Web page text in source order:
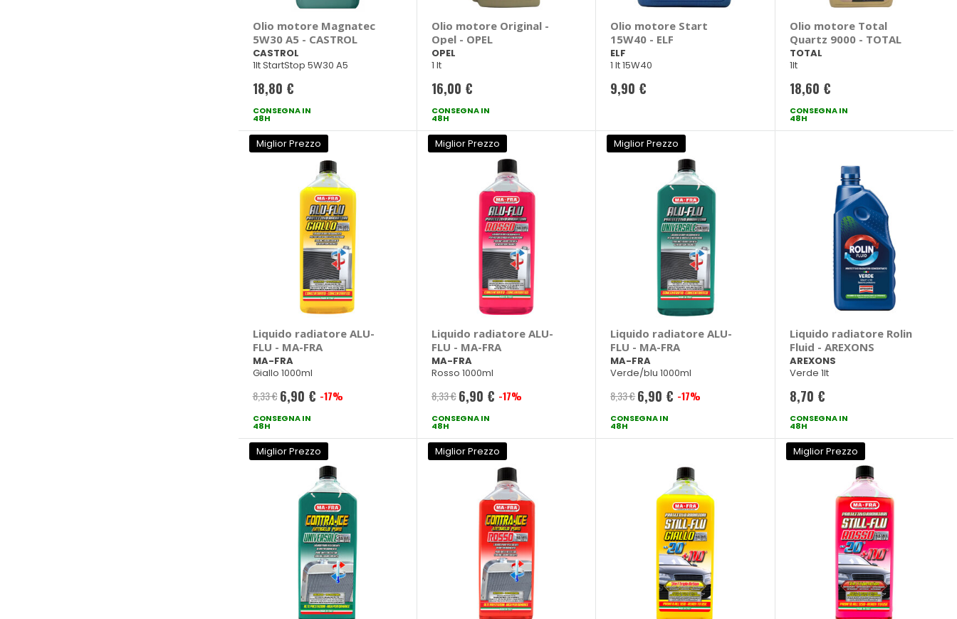
Olio motore Magnatec
5W30 A5 - CASTROL
CASTROL
1lt StartStop 5W30 A5
18,80 €
CONSEGNA IN
48H
Olio motore Original -
Opel - OPEL
OPEL
1 lt
16,00 €
CONSEGNA IN
48H
Olio motore Start
15W40 - ELF
ELF
1 lt 15W40
9,90 €
Olio motore Total
Quartz 9000 - TOTAL
TOTAL
1lt
18,60 €
CONSEGNA IN
48H
Miglior Prezzo
Liquido radiatore ALU-
FLU - MA-FRA
MA-FRA
Giallo 1000ml
8,33 € Prezzo
speciale
6,90 € -17%
CONSEGNA IN
48H
Miglior Prezzo
Liquido radiatore ALU-
FLU - MA-FRA
MA-FRA
Rosso 1000ml
8,33 € Prezzo
speciale
6,90 € -17%
CONSEGNA IN
48H
Miglior Prezzo
Liquido radiatore ALU-
FLU - MA-FRA
MA-FRA
Verde/blu 1000ml
8,33 € Prezzo
speciale
6,90 € -17%
CONSEGNA IN
48H
Liquido radiatore Rolin
Fluid - AREXONS
AREXONS
Verde 1lt
8,70 €
CONSEGNA IN
48H
Miglior Prezzo Miglior Prezzo Miglior Prezzo